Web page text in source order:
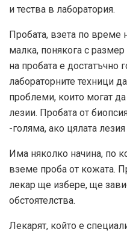
и тества в лаборатория.
Пробата, взета по време
малка, понякога с
на пробата е достатъчно
лабораторните техници
проблеми, които могат
лезии. Пробата от
-голяма, ако цялата
Има няколко начина, по
вземе проба от кожата.
лекар ще избере, ще
обстоятелства.
Лекарят, който е